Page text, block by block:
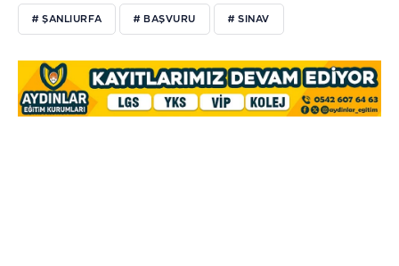
# ŞANLIURFA # BAŞVURU # SINAV